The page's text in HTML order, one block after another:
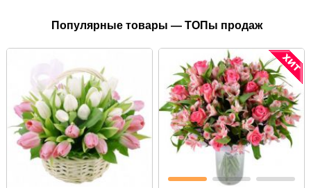
Популярные товары — ТОПы продаж